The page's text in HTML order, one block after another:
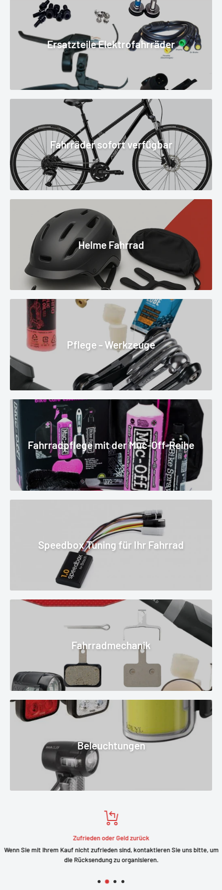
Ersatzteile Elektrofahrräder
Fahrräder sofort verfügbar
Helme Fahrrad
Pflege - Werkzeuge
Fahrradpflege mit der Muc-Off-Reihe
Speedbox Tuning für Ihr Fahrrad
Fahrradmechanik
Beleuchtungen
Zufrieden oder Geld zurück
Wenn Sie mit Ihrem Kauf nicht zufrieden sind, kontaktieren Sie uns bitte, um
die Rücksendung zu organisieren.